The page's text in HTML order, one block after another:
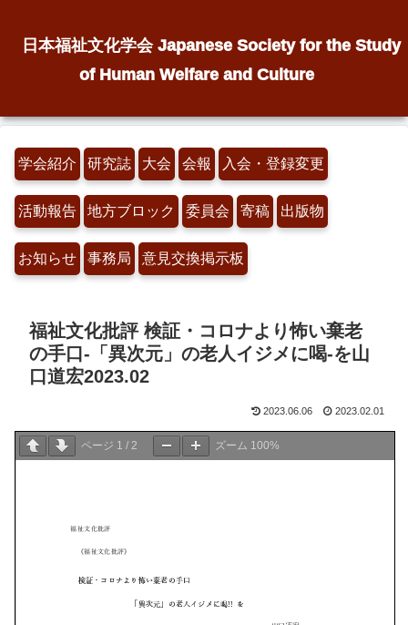
日本福祉文化学会 Japanese Society for the Study
of Human Welfare and Culture
学会紹介 研究誌 大会 会報 入会・登録変更
活動報告 地方ブロック 委員会 寄稿 出版物
お知らせ 事務局 意見交換掲示板
福祉文化批評 検証・コロナより怖い棄老
の手口-「異次元」の老人イジメに喝-を山
口道宏2023.02
2023.06.06 2023.02.01
ページ 1 / 2 ズーム 100%